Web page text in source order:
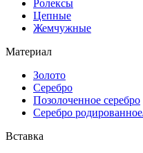
Ролексы
Цепные
Жемчужные
Материал
Золото
Серебро
Позолоченное серебро
Серебро
Вставка